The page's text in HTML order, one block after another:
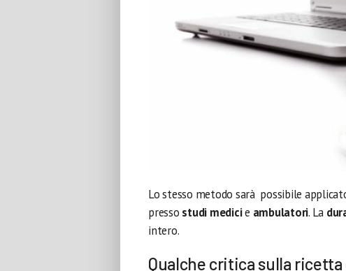
Lo stesso metodo sarà possibile
presso studi medicie ambulatori. La
intero.
Qualche critica sulla